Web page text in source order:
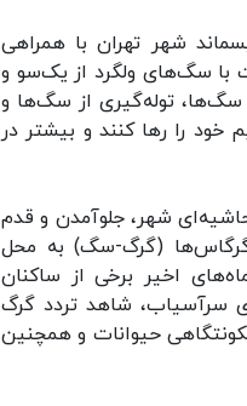
شهر تهران با همراهی
با سگ‌های ولگرد از یک‌سو و
سگ‌ها، توله‌گیری از سگ‌ها و
را رها کنند و بیشتر در
شهر، جلوآمدن و قدم
گرگاس‌ها (گرگ-سگ) به محل
اخیر برخی از ساکنان
سرآسیاب، شاهد تردد گرگ
حیوانات و همچنین